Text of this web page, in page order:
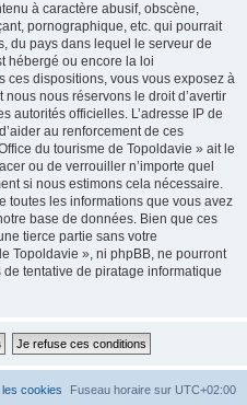
à caractère abusif, obscène,
pornographique, etc. qui pourrait
du pays dans lequel le serveur de
hébergé ou encore la loi
ces dispositions, vous vous exposez à
nous réservons le droit d’avertir
autorités officielles. L’adresse IP de
au renforcement de ces
du tourisme de Topoldavie » ait le
ou de verrouiller n’importe quel
si nous estimons cela nécessaire.
toutes les informations que vous avez
base de données. Bien que ces
tierce partie sans votre
Topoldavie », ni phpBB, ne pourront
tentative de piratage informatique
Fuseau horaire sur UTC+02:00
cookies